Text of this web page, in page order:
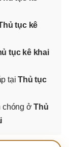
tục kê
tục kê khai
tạiThủ tục
chóng ởThủ